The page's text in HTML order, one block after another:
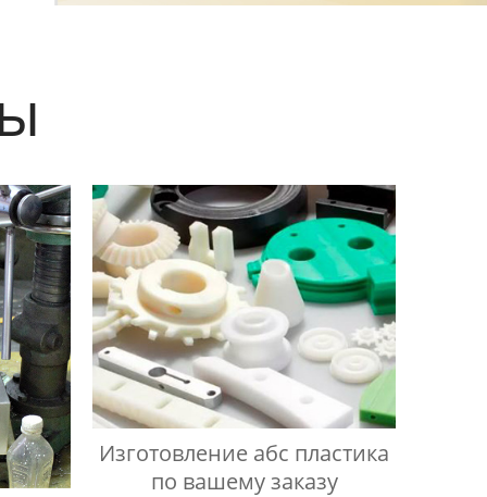
Изготовление абс пластика
по вашему заказу